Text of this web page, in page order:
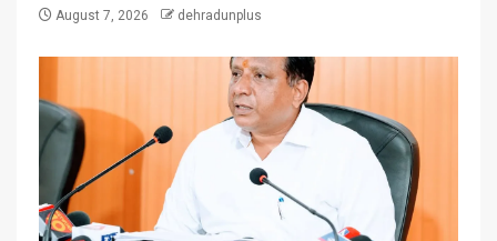
August 7, 2026 dehradunplus